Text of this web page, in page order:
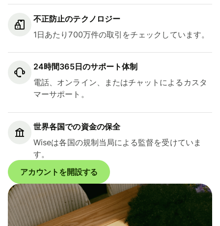
不正防止のテクノロジー
1日あたり700万件の取引をチェックしています。
24時間365日のサポート体制
電話、オンライン、またはチャットによるカスタ
マーサポート。
世界各国での資金の保全
Wiseは各国の規制当局による監督を受けていま
す。
アカウントを開設する